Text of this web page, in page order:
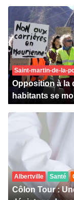
Saint-martin-de-la-
Opposition à la
habitants se
Albertville Santé
Côlon Tour :